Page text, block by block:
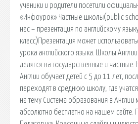
ученики и родители посетили
«Инфоурок» Частные школы(public
нас – презентация по английскому
класс)Презентация может
урока английского языка. Школы
делятся на государственные и
Англии обучает детей с 5 до 11 лет,
переходят в среднюю школу, где
на тему Система образования в Англии
абсолютно бесплатно на нашем сайте.